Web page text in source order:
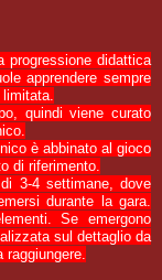
progressione didattica
apprendere sempre
quindi viene curato
è abbinato al gioco
di riferimento.
3-4 settimane, dove
durante la gara.
Se emergono
sul dettaglio da
raggiungere.